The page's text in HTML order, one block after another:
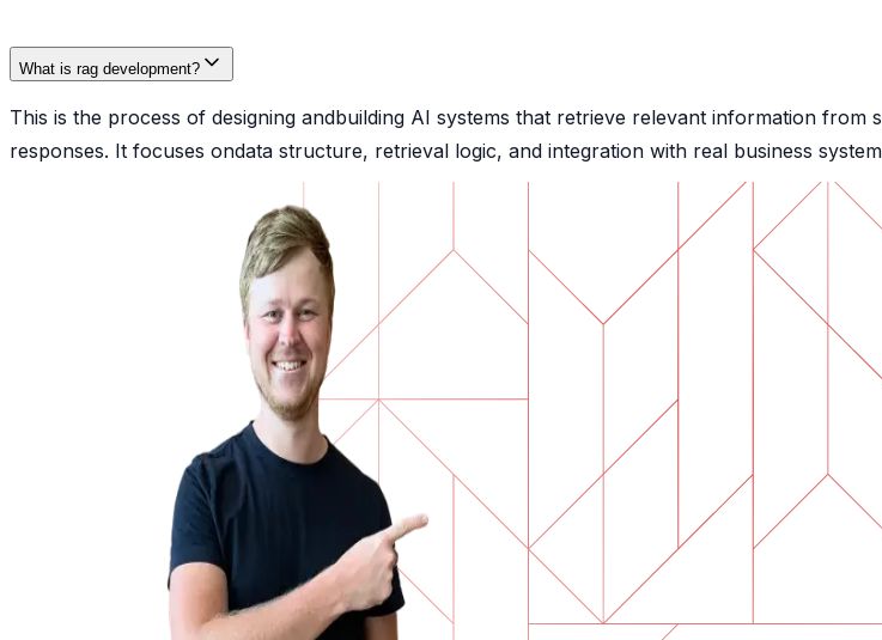
What is rag development?
This is the process of designing andbuilding AI systems that retrieve relevant information
responses. It focuses ondata structure, retrieval logic, and integration with real business